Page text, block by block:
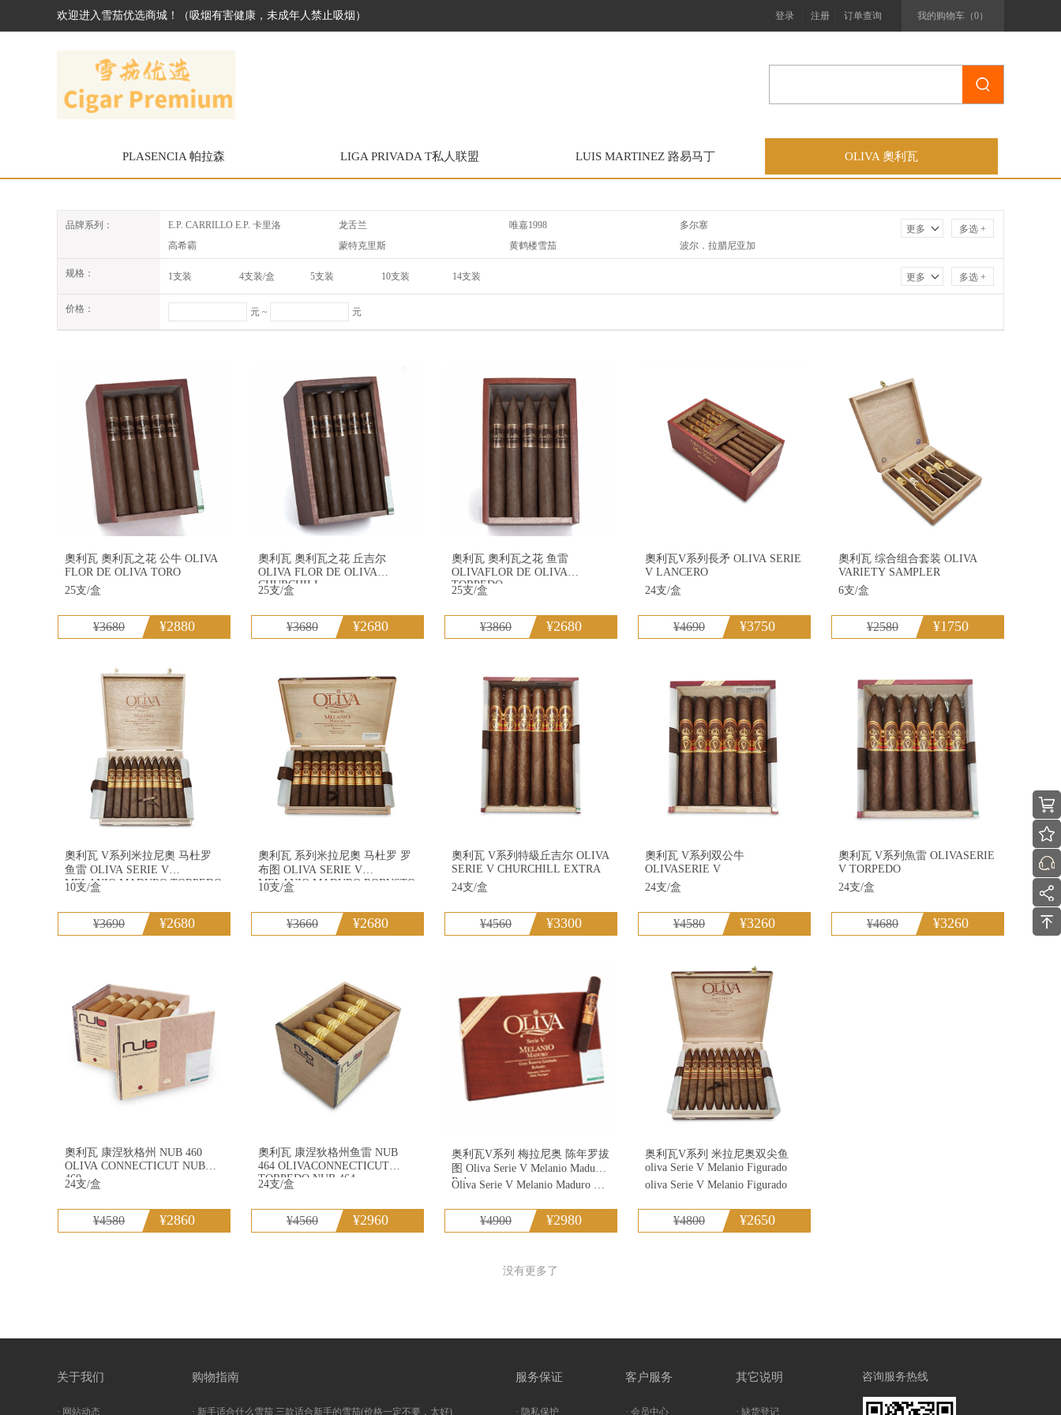
欢迎进入雪茄优选商城！（吸烟有害健康，未成年人禁止吸烟） 登录 注册 订单查询 我的购物车（0）
PLASENCIA 帕拉森 LIGA PRIVADA T私人联盟 LUIS MARTINEZ 路易马丁 OLIVA 奧利瓦
品牌系列： E.P. CARRILLO E.P. 卡里洛 龙舌兰 唯嘉1998
多尔塞
高希霸
蒙特克里斯 黄鹤楼雪茄
波尔．拉腊尼亚加
麦克纽杜
CAO
库阿巴
金特罗 威古洛
唯佳 VF
大卫杜夫
王冠雪茄 泰山雪茄
更多 多选 +
规格： 1支装 4支装/盒 5支装 10支装
14支装
20支装
12支/盒装 25支装 3*3/9/盒
3支/盒
60支/1套
24支/盒
12盒/条 21支/盒 3*5/15支
16支装
更多 多选 +
价格： 元 ~ 元
奧利瓦 奧利瓦之花 公牛 OLIVA
FLOR DE OLIVA TORO
25支/盒
¥3680 ¥2880
奧利瓦 奧利瓦之花 丘吉尔
OLIVA FLOR DE OLIVA
CHURCHILL
25支/盒
¥3680 ¥2680
奧利瓦 奧利瓦之花 鱼雷
OLIVAFLOR DE OLIVA
TORPEDO
25支/盒
¥3860 ¥2680
奧利瓦V系列長矛 OLIVA SERIE
V LANCERO
24支/盒
¥4690 ¥3750
奧利瓦 综合组合套装 OLIVA
VARIETY SAMPLER
6支/盒
¥2580 ¥1750
奧利瓦 V系列米拉尼奧 马杜罗
鱼雷 OLIVA SERIE V
MELANIO MADURO TORPEDO
10支/盒
¥3690 ¥2680
奧利瓦 系列米拉尼奧 马杜罗 罗
布图 OLIVA SERIE V
MELANIO MADURO ROBUSTO
10支/盒
¥3660 ¥2680
奧利瓦 V系列特級丘吉尔 OLIVA
SERIE V CHURCHILL EXTRA
24支/盒
¥4560 ¥3300
奧利瓦 V系列双公牛
OLIVASERIE V
24支/盒
¥4580 ¥3260
奧利瓦 V系列魚雷 OLIVASERIE
V TORPEDO
24支/盒
¥4680 ¥3260
奧利瓦 康涅狄格州 NUB 460
OLIVA CONNECTICUT NUB
460
24支/盒
¥4580 ¥2860
奧利瓦 康涅狄格州鱼雷 NUB
464 OLIVACONNECTICUT
TORPEDO NUB 464
24支/盒
¥4560 ¥2960
奥利瓦V系列 梅拉尼奥 陈年罗拔
图 Oliva Serie V Melanio Maduro
Robusto
¥4900 ¥2980
奥利瓦V系列 米拉尼奥双尖鱼
oliva Serie V Melanio Figurado
oliva Serie V Melanio Figurado
¥4800 ¥2650
没有更多了
关于我们
· 网站动态
购物指南
· 新手适合什么雪茄 三款适合新手的雪茄(价格一定不要，太好)
服务保证
· 隐私保护
客户服务
· 会员中心
其它说明
· 缺货登记
咨询服务热线